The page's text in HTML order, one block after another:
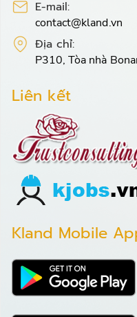
E-mail:
contact@kland.vn
Địa chỉ:
P310, Tòa nhà
Liên kết
Kland Mobile